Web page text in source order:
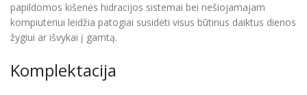
papildomos kišenės hidracijos sistemai bei nešiojamajam
kompiuteriui leidžia patogiai susidėti visus būtinus daiktus dienos
žygiui ar išvykai į gamtą.
Komplektacija